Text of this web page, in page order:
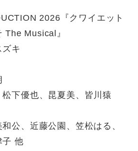
2026『クワイエット
The Musical』
キ
下優也、昆夏美、皆川猿
公、近藤公園、笠松はる、
子 他